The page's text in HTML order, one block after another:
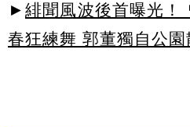
► 緋聞風波後首曝光！
春狂練舞 郭董獨自公園